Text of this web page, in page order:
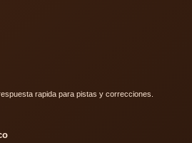
rapida para pistas y correcciones.